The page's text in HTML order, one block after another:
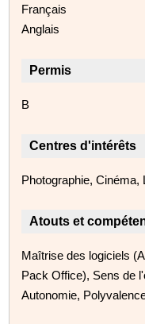
Français
Anglais
Permis
B
Centres d'intérêts
Photographie, Cinéma,
Atouts et
Maîtrise des logiciels
Pack Office), Sens de
Autonomie,